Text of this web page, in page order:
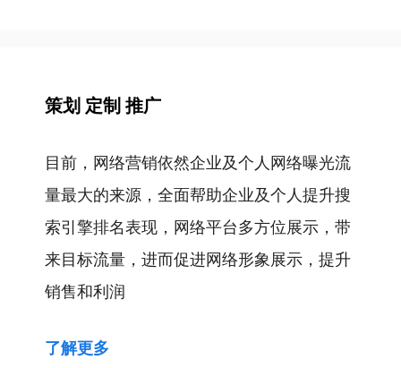
策划 定制 推广
目前，网络营销依然企业及个人网络曝光流
量最大的来源，全面帮助企业及个人提升搜
索引擎排名表现，网络平台多方位展示，带
来目标流量，进而促进网络形象展示，提升
销售和利润
了解更多